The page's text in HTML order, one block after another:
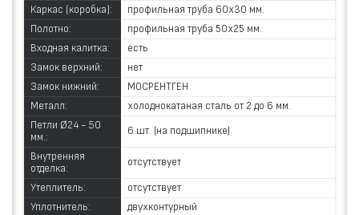
Каркас (коробка):
профильная труба 60х30 мм.
Полотно:
профильная труба 50х25 мм.
Входная калитка:
есть
Замок верхний:
нет
Замок нижний:
МОСРЕНТГЕН
Металл:
холоднокатаная сталь от 2 до 6 мм.
Петли Ø24 - 50
мм.:
6 шт. (на подшипнике)
Внутренняя
отделка:
отсутствует
Утеплитель:
отсутствует
Уплотнитель:
двухконтурный